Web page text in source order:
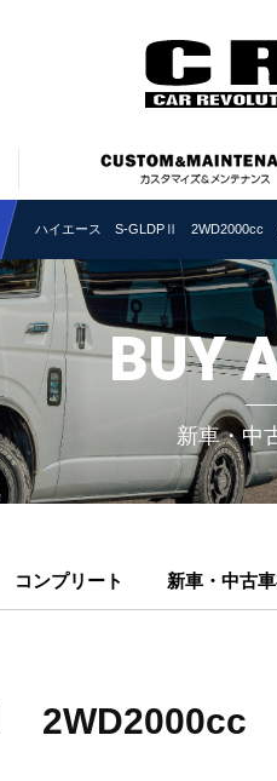
ハイエース S-GLDPⅡ 2WD2000cc
BUY
新車・中
コンプリート 新車・中古
2WD2000cc